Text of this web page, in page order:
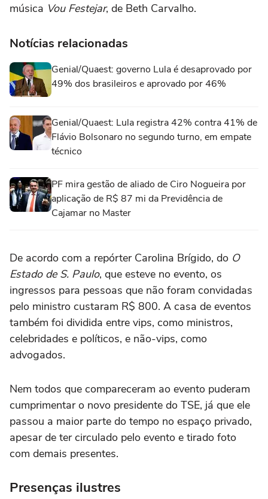
música Vou Festejar, de Beth Carvalho.
Notícias relacionadas
Genial/Quaest: governo Lula é desaprovado por
49% dos brasileiros e aprovado por 46%
Genial/Quaest: Lula registra 42% contra 41% de
Flávio Bolsonaro no segundo turno, em empate
técnico
PF mira gestão de aliado de Ciro Nogueira por
aplicação de R$ 87 mi da Previdência de
Cajamar no Master
De acordo com a repórter Carolina Brígido, do O
Estado de S. Paulo, que esteve no evento, os
ingressos para pessoas que não foram convidadas
pelo ministro custaram R$ 800. A casa de eventos
também foi dividida entre vips, como ministros,
celebridades e políticos, e não-vips, como
advogados.
Nem todos que compareceram ao evento puderam
cumprimentar o novo presidente do TSE, já que ele
passou a maior parte do tempo no espaço privado,
apesar de ter circulado pelo evento e tirado foto
com demais presentes.
Presenças ilustres